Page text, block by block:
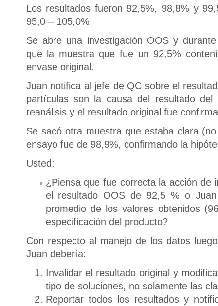
Los resultados fueron 92,5%, 98,8% y
95,0 – 105,0%.
Se abre una investigación OOS y
que la muestra que fue un 92,5%
envase original.
Juan notifica al jefe de QC sobre el
partículas son la causa del resultado
reanálisis y el resultado original fue
Se sacó otra muestra que estaba clara
ensayo fue de 98,9%, confirmando la
Usted:
¿Piensa que fue correcta la acción de
el resultado OOS de 92,5 % o
promedio de los valores obtenidos
especificación del producto?
Con respecto al manejo de los datos
Juan debería:
Invalidar el resultado original y
tipo de soluciones, no solamente las
Reportar todos los resultados y